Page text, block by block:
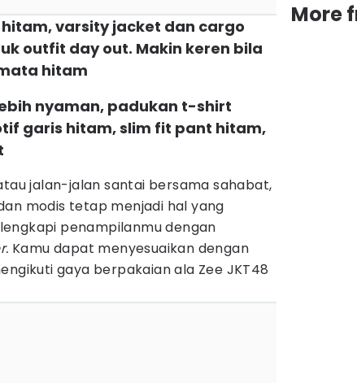
varsity jacket dan cargo
outfit day out. Makin keren bila
hitam
nyaman, padukan t-shirt
garis hitam, slim fit pant hitam,
jalan-jalan santai bersama sahabat,
modis tetap menjadi hal yang
penampilanmu dengan
Kamu dapat menyesuaikan dengan
gaya berpakaian ala Zee JKT48
More